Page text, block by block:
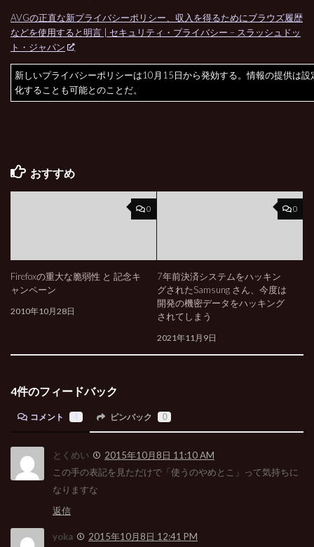
AVGの正直な新プライバシーポリシー、収入を得るためにブラウズ履歴
などを使用すると明言 | セキュリティ・プライバシー – スラッシュドッ
ト・ジャパン
新しいプライバシーポリシーは10月15日から発効する。情報の提供は設
化することも可能とのことだ。
おすすめ
0
Firefoxの重大な脆弱性 と 記念キ
ャンペーン
2010年10月28日
0
7年前決済システムをハッキン
グされたSamsung さん、今度は
開発の機密データをハッキング
されてしまう
2021年11月9日
4件のフィードバック
コメント ピンバック 0
とくめい
2015年10月8日 11:10 AM
この手の表記を見ただけで「使うのやめとこ」って気持ちに
なりますな
返信
yoka
2015年10月8日 12:41 PM